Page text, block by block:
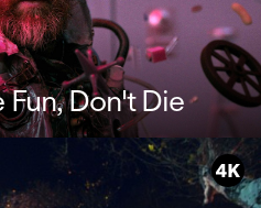
Don't Die